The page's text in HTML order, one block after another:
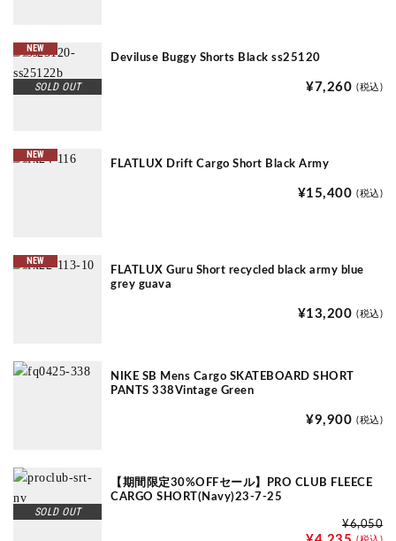
NEW
SOLD OUT
Deviluse Buggy Shorts Black ss25120
¥7,260 (税込)
NEW
FLATLUX Drift Cargo Short Black Army
¥15,400 (税込)
NEW
FLATLUX Guru Short recycled black army blue
grey guava
¥13,200 (税込)
NIKE SB Mens Cargo SKATEBOARD SHORT
PANTS 338Vintage Green
¥9,900 (税込)
SOLD OUT
【期間限定30%OFFセール】PRO CLUB FLEECE
CARGO SHORT(Navy)23-7-25
¥6,050